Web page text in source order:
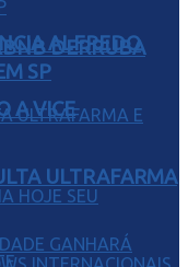
ALFREDO
A VICE
DERRUBA
SP
ULTRAFARMA